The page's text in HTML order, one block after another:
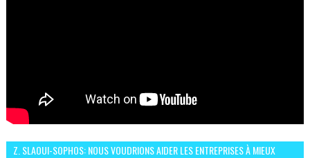
Z. SLAOUI-SOPHOS: NOUS VOUDRIONS AIDER LES ENTREPRISES À MIEUX